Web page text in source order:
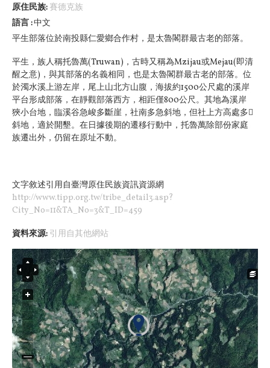
原住民族: 賽德克族
語言 中文
平生部落位於南投縣仁愛鄉合作村，是太魯閣群最古老的部落。
平生，族人稱托魯萬(Truwan)，古時又稱為Mzijau或Mejau(即清
醒之意)，與其部落的名義相同，也是太魯閣群最古老的部落。位
於濁水溪上游左岸，尾上山北方山腹，海拔約1500公尺處的溪岸
平台形成部落，在靜觀部落西方，相距僅800公尺。其地為溪岸
狹小台地，臨溪谷急峻多斷崖，社南多急斜地，但社上方高處多
斜地，適於開墾。在日據後期的遷移行動中，托魯萬除部份家庭
族遷出外，仍留在原址不動。
文字敘述引用自臺灣原住民族資訊資源網
http://www.tipp.org.tw/tribe_detail3.asp?
City_No=11&TA_No=3&T_ID=459
資料來源: 引用自其他網站